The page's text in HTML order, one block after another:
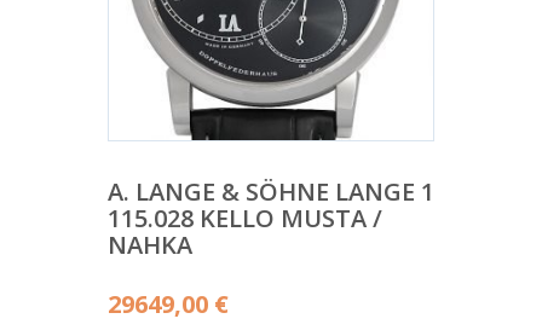
A. LANGE & SÖHNE LANGE 1
115.028 KELLO MUSTA /
NAHKA
29649,00 €